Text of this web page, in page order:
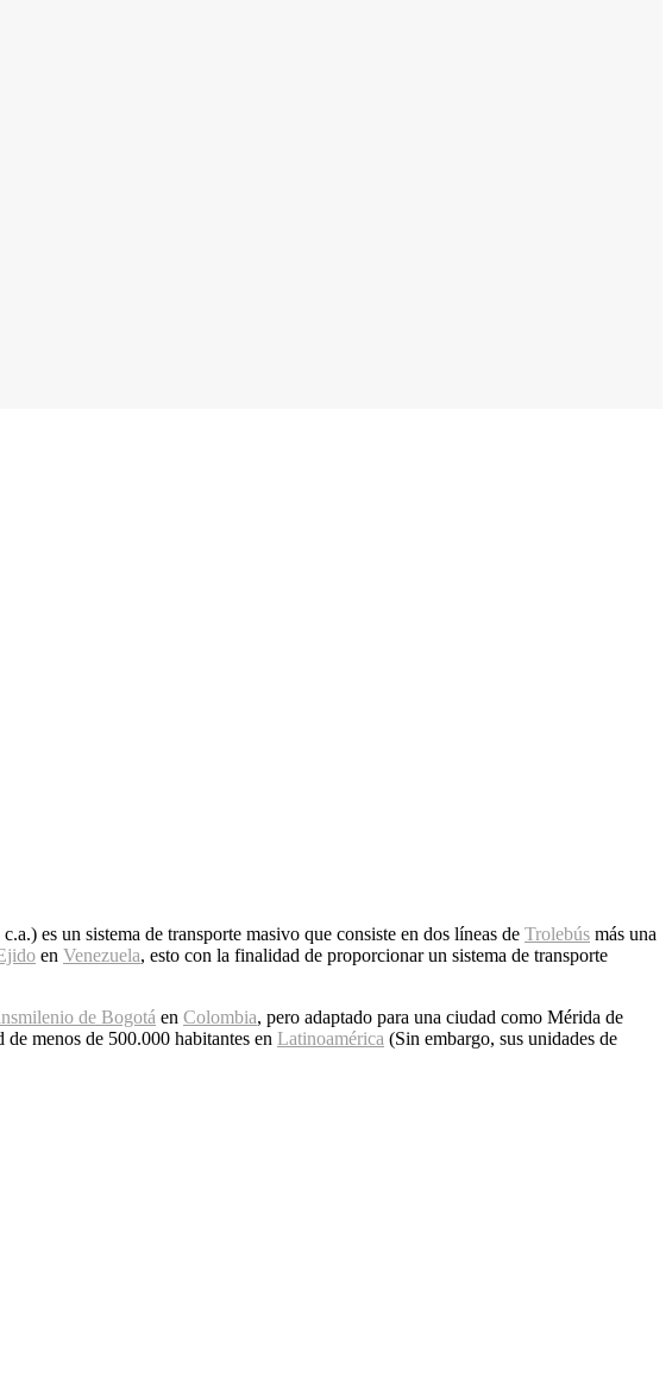
es un sistema de transporte masivo que consiste en dos líneas de Trolebús más una
en Venezuela, esto con la finalidad de proporcionar un sistema de transporte
de Bogotá en Colombia, pero adaptado para una ciudad como Mérida de
menos de 500.000 habitantes en Latinoamérica (Sin embargo, sus unidades de